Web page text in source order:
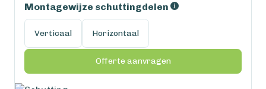
Montagewijze schuttingdelen
Verticaal Horizontaal
Offerte aanvragen